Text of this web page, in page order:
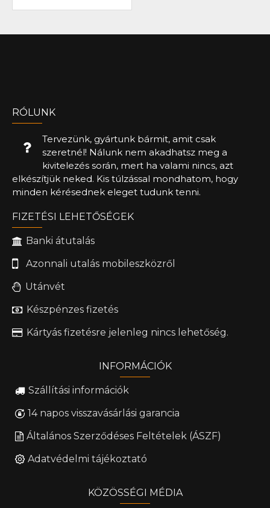
RÓLUNK
Tervezünk, gyártunk bármit, amit csak
szeretnél! Nálunk nem akadhatsz meg a
kivitelezés során, mert ha valami nincs, azt
elkészítjük neked. Kis túlzással mondhatom, hogy
minden kérésednek eleget tudunk tenni.
FIZETÉSI LEHETŐSÉGEK
Banki átutalás
Azonnali utalás mobileszközről
Utánvét
Készpénzes fizetés
Kártyás fizetésre jelenleg nincs lehetőség.
INFORMÁCIÓK
Szállítási információk
14 napos visszavásárlási garancia
Általános Szerződéses Feltételek (ÁSZF)
Adatvédelmi tájékoztató
KÖZÖSSÉGI MÉDIA